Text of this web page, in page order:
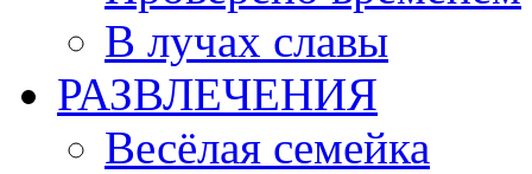
В лучах славы
РАЗВЛЕЧЕНИЯ
Весёлая семейка